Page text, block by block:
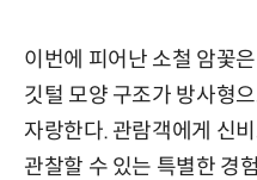
이번에 피어난 소철 암꽃
깃털 모양 구조가 방사형
자랑한다. 관람객에게 신
관찰할 수 있는 특별한 경